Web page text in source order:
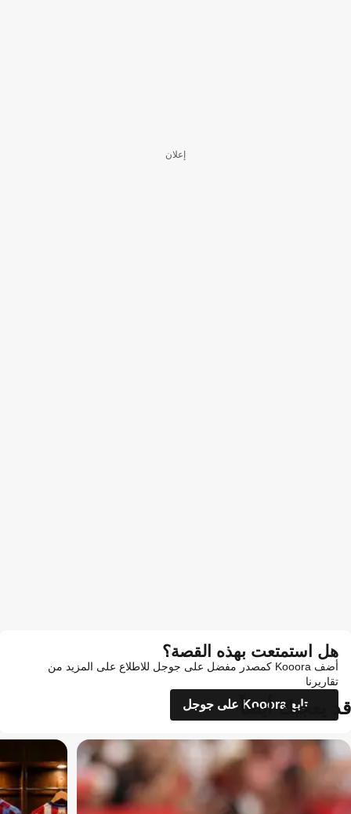
إعلان
هل استمتعت بهذه القصة؟
أضف Kooora كمصدر مفضل على جوجل للاطلاع على المزيد من
تقاريرنا
تابع Kooora على جوجل
قد يعجبك أيضاً